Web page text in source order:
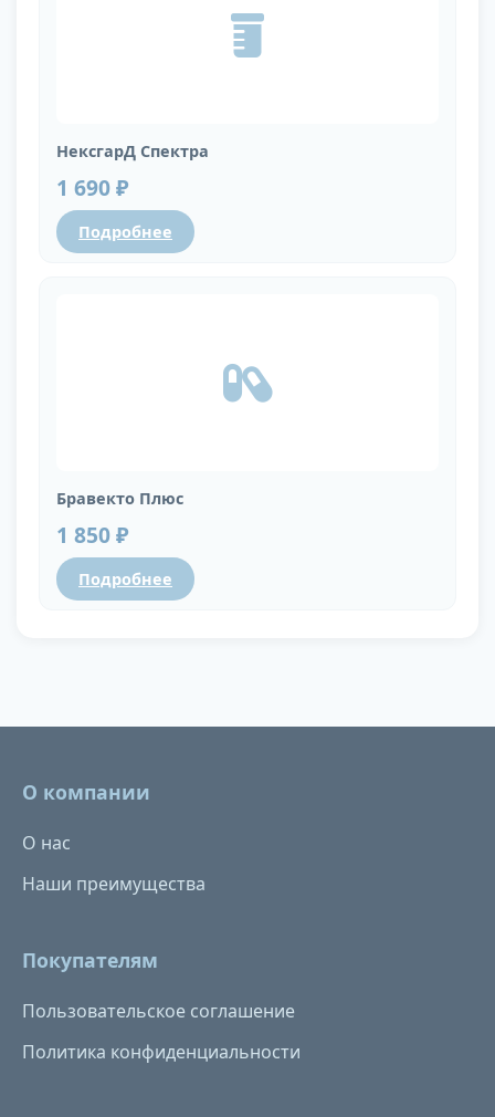
НексгарД Спектра
1 690 ₽
Подробнее
Бравекто Плюс
1 850 ₽
Подробнее
О компании
О нас
Наши преимущества
Покупателям
Пользовательское соглашение
Политика конфиденциальности